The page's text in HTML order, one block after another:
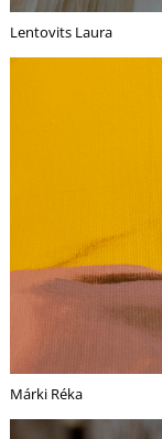
Lentovits Laura
Márki Réka